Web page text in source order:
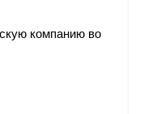
компанию во